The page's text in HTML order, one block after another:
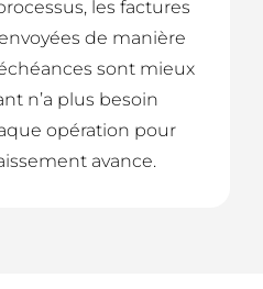
les factures
de manière
sont mieux
n’a plus besoin
opération pour
avance.